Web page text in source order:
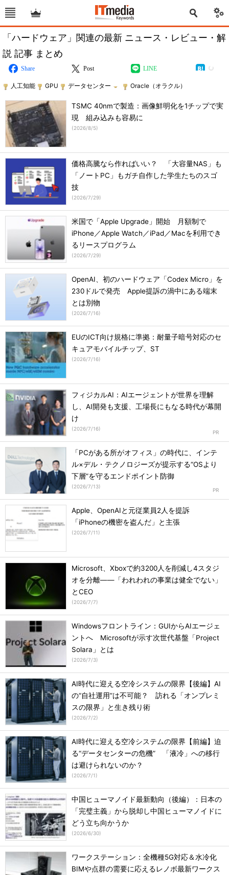
「ハードウェア」関連の最新 ニュース・レビュー・解
説 記事 まとめ
Share Post LINE
人工知能 GPU データセンター Oracle（オラクル）
TSMC 40nmで製造：画像鮮明化を1チップで実
現 組み込みも容易に
(2026/8/5)
価格高騰なら作ればいい？ 「大容量NAS」も
「ノートPC」もガチ自作した学生たちのスゴ
技
(2026/7/29)
米国で「Apple Upgrade」開始 月額制で
iPhone／Apple Watch／iPad／Macを利用でき
るリースプログラム
(2026/7/29)
OpenAI、初のハードウェア「Codex Micro」を
230ドルで発売 Apple提訴の渦中にある端末
とは別物
(2026/7/16)
EUのICT向け規格に準拠：耐量子暗号対応のセ
キュアモバイルチップ、ST
(2026/7/16)
フィジカルAI：AIエージェントが世界を理解
し、AI開発も支援、工場長にもなる時代が幕開
け
(2026/7/16)
「PCがある所がオフィス」の時代に、インテ
ル×デル・テクノロジーズが提示する“OSより
下層”を守るエンドポイント防御
(2026/7/13)
Apple、OpenAIと元従業員2人を提訴
「iPhoneの機密を盗んだ」と主張
(2026/7/11)
Microsoft、Xboxで約3200人を削減し4スタジ
オを分離――「われわれの事業は健全でない」
とCEO
(2026/7/7)
Windowsフロントライン：GUIからAIエージェ
ントへ Microsoftが示す次世代基盤「Project
Solara」とは
(2026/7/3)
AI時代に迎える空冷システムの限界【後編】AI
の“自社運用”は不可能？ 訪れる「オンプレミ
スの限界」と生き残り術
(2026/7/2)
AI時代に迎える空冷システムの限界【前編】迫
る“データセンターの危機” 「液冷」への移行
は避けられないのか？
(2026/7/1)
中国ヒューマノイド最新動向（後編）：日本の
「完璧主義」から脱却し中国ヒューマノイドに
どう立ち向かうか
(2026/6/30)
ワークステーション：全機種5G対応＆水冷化
BIMや点群の需要に応えるレノボ最新ワークス